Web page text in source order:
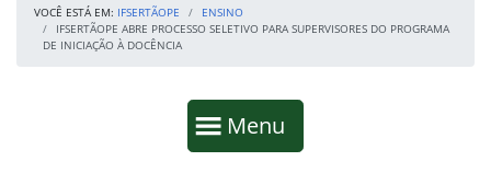
VOCÊ ESTÁ EM: IFSERTÃOPE
ENSINO
IFSERTÃOPE ABRE PROCESSO SELETIVO PARA SUPERVISORES DO PROGRAMA
DE INICIAÇÃO À DOCÊNCIA
Mostrar
Menu